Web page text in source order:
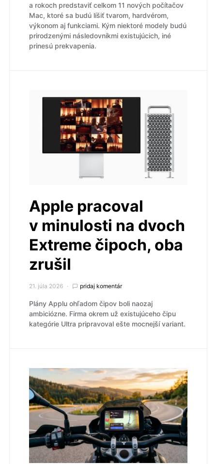
a rokoch predstaviť celkom 11 nových počítačov
Mac, ktoré sa budú líšiť tvarom, hardvérom,
výkonom aj funkciami. Kým niektoré modely budú
prirodzenými následovníkmi existujúcich, iné
prinesú prekvapenia.
Apple pracoval
v minulosti na dvoch
Extreme čipoch, oba
zrušil
21. júla 2026 pridaj komentár
Plány Applu ohľadom čipov boli naozaj
ambiciózne. Firma okrem už existujúceho čipu
kategórie Ultra pripravoval ešte mocnejší variant.